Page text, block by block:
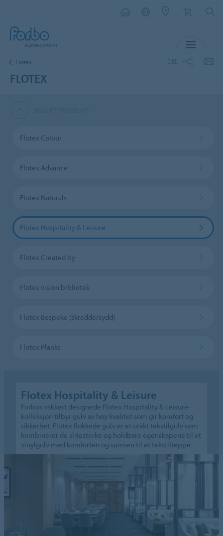
Flotex
FLOTEX
Flotex Colour
Flotex Advance
Flotex Naturals
Flotex Hospitality & Leisure
Flotex Created by
Flotex vision bibliotek
Flotex Bespoke (skreddersydd)
Flotex Planks
Flotex Hospitality & Leisure
Forbos vakkert designede Flotex Hospitality & Leisure-
kolleksjon tilbyr gulv av høy kvalitet som gir komfort og
sikkerhet. Flotex flokkede gulv er et unikt tekstilgulv som
kombinerer de slitesterke og holdbare egenskapene til et
vinylgulv med komforten og varmen til et tekstilteppe.